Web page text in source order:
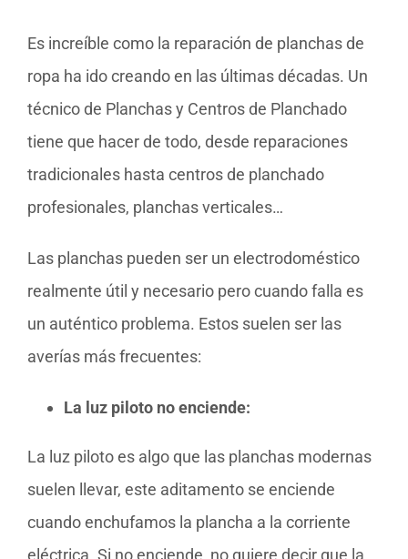
Es increíble como la reparación de planchas de
ropa ha ido creando en las últimas décadas. Un
técnico de Planchas y Centros de Planchado
tiene que hacer de todo, desde reparaciones
tradicionales hasta centros de planchado
profesionales, planchas verticales…
Las planchas pueden ser un electrodoméstico
realmente útil y necesario pero cuando falla es
un auténtico problema. Estos suelen ser las
averías más frecuentes:
La luz piloto no enciende:
La luz piloto es algo que las planchas modernas
suelen llevar, este aditamento se enciende
cuando enchufamos la plancha a la corriente